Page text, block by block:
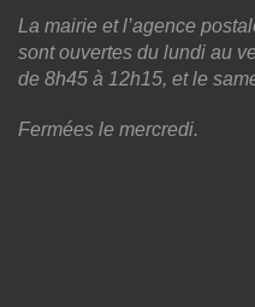
La mairie et l’agence
sont ouvertes du lundi au
de 8h45 à 12h15, et le
Fermées le mercredi.